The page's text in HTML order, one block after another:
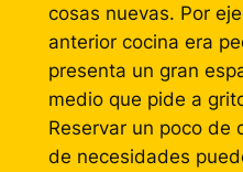
cosas nuevas. Por
anterior cocina era
presenta un gran
medio que pide a
Reservar un poco de
de necesidades